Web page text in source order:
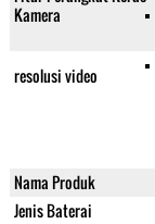
Kamera
resolusi video
Nama Produk
Jenis Baterai